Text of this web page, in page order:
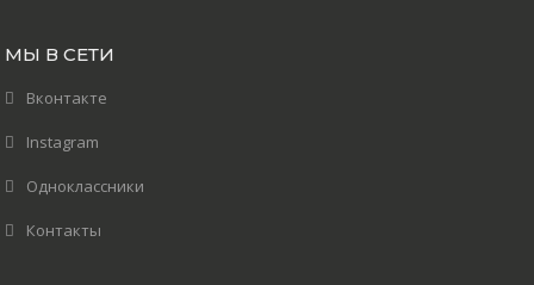
МЫ В СЕТИ
Вконтакте
Instagram
Одноклассники
Контакты